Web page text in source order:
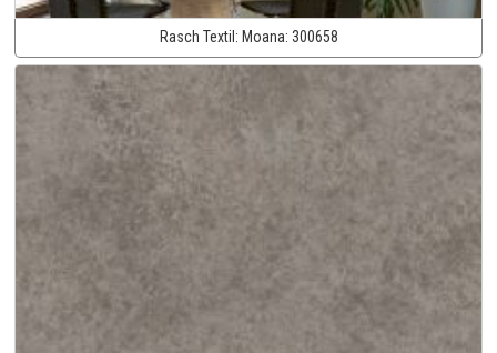
Rasch Textil: Moana: 300658